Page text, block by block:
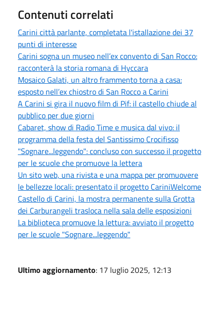
Contenuti correlati
Carini città parlante, completata l'istallazione dei 37
punti di interesse
Carini sogna un museo nell’ex convento di San Rocco:
racconterà la storia romana di Hyccara
Mosaico Galati, un altro frammento torna a casa:
esposto nell’ex chiostro di San Rocco a Carini
A Carini si gira il nuovo film di Pif: il castello chiude al
pubblico per due giorni
Cabaret, show di Radio Time e musica dal vivo: il
programma della festa del Santissimo Crocifisso
"Sognare...leggendo": concluso con successo il progetto
per le scuole che promuove la lettera
Un sito web, una rivista e una mappa per promuovere
le bellezze locali: presentato il progetto CariniWelcome
Castello di Carini, la mostra permanente sulla Grotta
dei Carburangeli trasloca nella sala delle esposizioni
La biblioteca promuove la lettura: avviato il progetto
per le scuole "Sognare...leggendo"
Ultimo aggiornamento: 17 luglio 2025, 12:13